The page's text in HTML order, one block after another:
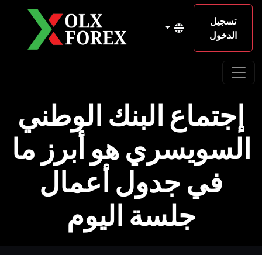
تسجيل
الدخول
إجتماع البنك الوطني
السويسري هو أبرز ما
في جدول أعمال
جلسة اليوم